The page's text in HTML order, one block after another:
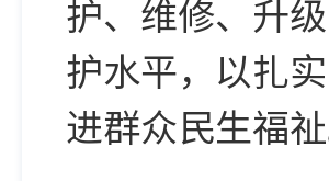
护、维修、升
护水平，以扎
进群众民生福祉